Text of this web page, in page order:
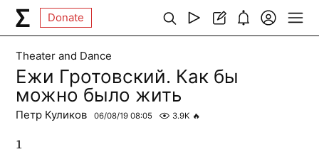
Donate
Theater and Dance
Ежи Гротовский. Как бы
можно было жить
Петр Куликов 06/08/19 08:05 3.9K 🔥
1